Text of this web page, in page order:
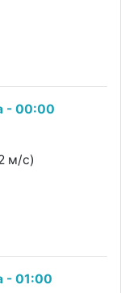
- 00:00
м/с)
- 01:00